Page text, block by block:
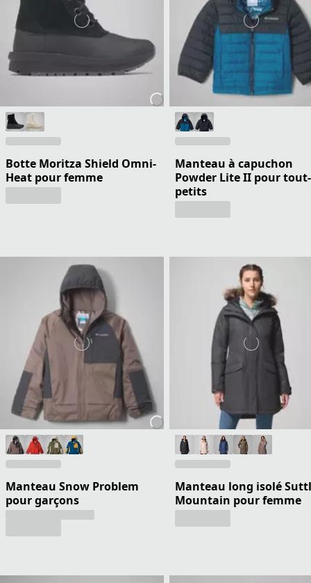
Botte Moritza Shield Omni-
Heat pour femme
Manteau à capuchon
Powder Lite II pour tout-
petits
Manteau Snow Problem
pour garçons
Manteau long isolé
Mountain pour femme